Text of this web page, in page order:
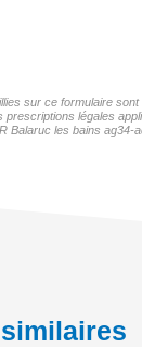
sur ce formulaire
prescriptions légales
Balaruc les bains